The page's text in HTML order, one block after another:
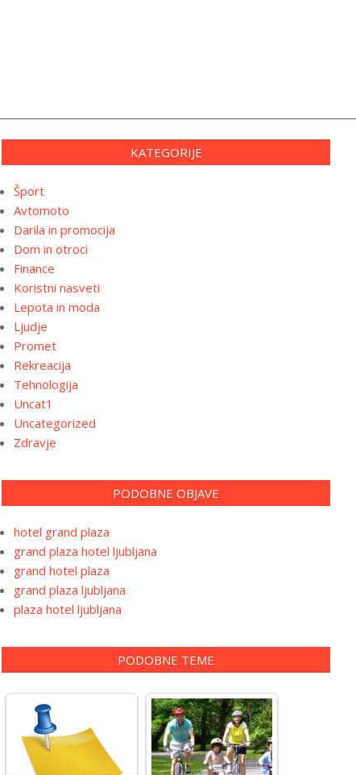
KATEGORIJE
Šport
Avtomoto
Darila in promocija
Dom in otroci
Finance
Koristni nasveti
Lepota in moda
Ljudje
Promet
Rekreacija
Tehnologija
Uncat1
Uncategorized
Zdravje
PODOBNE OBJAVE
hotel grand plaza
grand plaza hotel ljubljana
grand hotel plaza
grand plaza ljubljana
plaza hotel ljubljana
PODOBNE TEME